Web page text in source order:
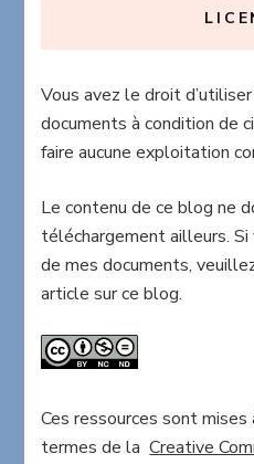
Vous avez le droit
documents à condition de
faire aucune exploitation
Le contenu de ce blog ne
téléchargement ailleurs.
de mes documents,
article sur ce blog.
Ces ressources sont
termes de laCreative